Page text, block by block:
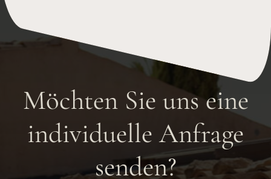
Möchten Sie uns eine
individuelle Anfrage
senden?